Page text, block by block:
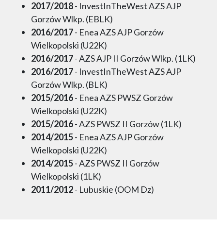
2017/2018- InvestInTheWest AZS AJP
Gorzów Wlkp. (EBLK)
2016/2017- Enea AZS AJP Gorzów
Wielkopolski (U22K)
2016/2017- AZS AJP II Gorzów Wlkp. (1LK)
2016/2017- InvestInTheWest AZS AJP
Gorzów Wlkp. (BLK)
2015/2016- Enea AZS PWSZ Gorzów
Wielkopolski (U22K)
2015/2016- AZS PWSZ II Gorzów (1LK)
2014/2015- Enea AZS AJP Gorzów
Wielkopolski (U22K)
2014/2015- AZS PWSZ II Gorzów
Wielkopolski (1LK)
2011/2012- Lubuskie (OOM Dz)